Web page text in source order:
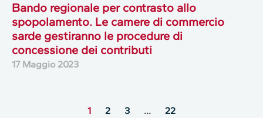
Bando regionale per contrasto allo
spopolamento. Le camere di commercio
sarde gestiranno le procedure di
concessione dei contributi
17 Maggio 2023
1 2 3 … 22